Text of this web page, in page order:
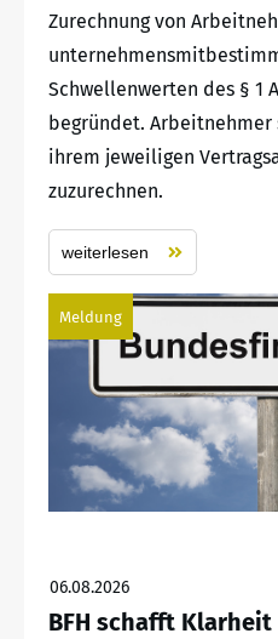
Zurechnung von
Schwellenwerten des § 1
begründet.
ihrem jeweiligen
zuzurechnen.
weiterlesen
Meldung
06.08.2026
BFH schafft Klarheit